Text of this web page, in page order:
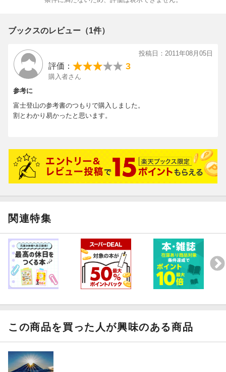
ブックスのレビュー（1件）
投稿日：2011年08月05日
評価： 3
購入者さん
参考に
富士登山の参考書のつもりで購入しました。
割とわかり易かったと思います。
関連特集
この商品を買った人が興味のある商品